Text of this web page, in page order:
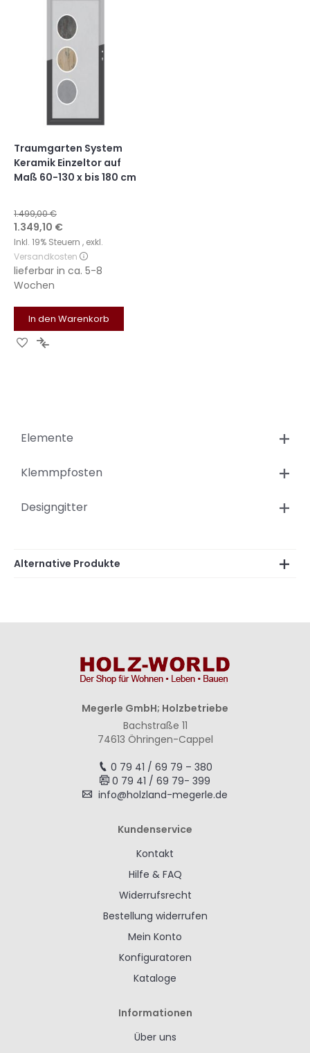
Traumgarten System
Keramik Einzeltor auf
Maß 60-130 x bis 180 cm
1.499,00 €
Sonderangebot
1.349,10 €
Inkl. 19% Steuern , exkl.
Versandkosten
lieferbar in ca. 5-8
Wochen
In den Warenkorb
Zur Zur
Elemente
Klemmpfosten
Designgitter
Alternative Produkte
Megerle GmbH; Holzbetriebe
Bachstraße 11
74613 Öhringen-Cappel
0 79 41 / 69 79 – 380
0 79 41 / 69 79- 399
info@holzland-megerle.de
Kundenservice
Kontakt
Hilfe & FAQ
Widerrufsrecht
Bestellung widerrufen
Mein Konto
Konfiguratoren
Kataloge
Informationen
Über uns